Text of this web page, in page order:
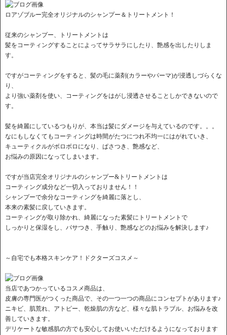
ロアゾブルー完全オリジナルのシャンプー＆トリートメント！
従来のシャンプー、トリートメントは
髪をコーティングすることによってサラサラにしたり、艶感を出したりしま
す。
ですがコーティングをすると、髪の毛に薬剤(カラーやパーマ)が浸透しづらくな
り、
より強い薬剤を使い、コーティングをはがし浸透させることしかできないので
す。
髪を綺麗にしているつもりが、本当は髪にダメージを与えているのです。。。
なにもしなくてもコーティングは時間がたつにつれ不均一にはがれていき、
キューティクルがボロボロになり、ぱさつき、艶感など、
お悩みの原因になってしまいます。
ですが当店完全オリジナルのシャンプー&トリートメントは
コーティング成分など一切入っておりません！！
シャンプーで余分なコーティングを綺麗に落とし、
本来の素髪に戻していきます。
コーティングが取り除かれ、綺麗になった素髪にトリートメントで
しっかりと保湿をし、パサつき、手触り、艶感などのお悩みを解決します♪
～自宅でも本格スキンケア！ドクターズコスメ～
当店であつかっているコスメ商品は、
皮膚の専門医がつくった商品で、その一つ一つの商品にコンセプトがあります♪
ニキビ、肌荒れ、アトピー、乾燥肌の方など、様々な肌トラブル、お悩みを改
善していきます。
デリケートな敏感肌の方でも安心してお使いいただけるようになっております